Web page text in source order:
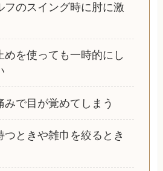
フのスイング時に肘に激
めを使っても一時的にし
みで目が覚めてしまう
つときや雑巾を絞るとき